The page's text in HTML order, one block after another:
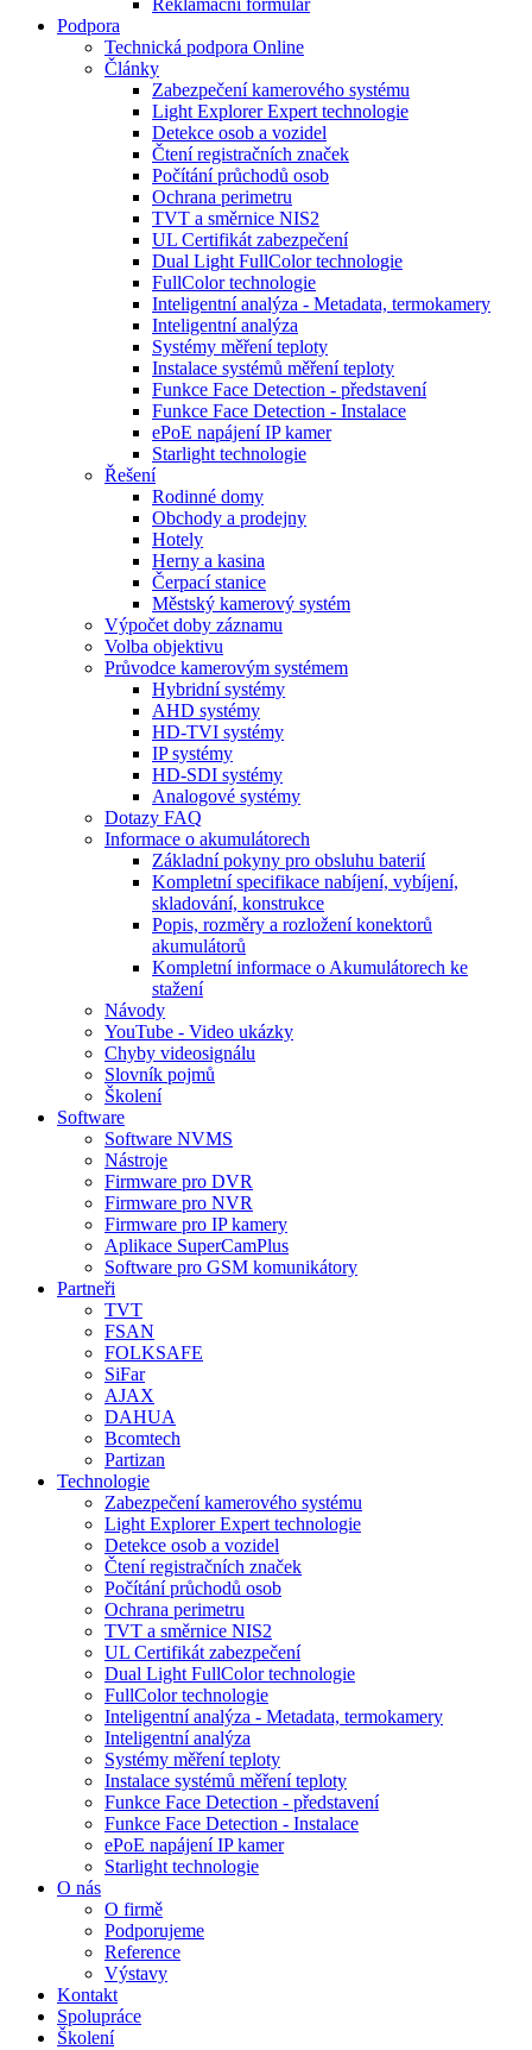
Reklamační formulář
Podpora
Technická podpora Online
Články
Zabezpečení kamerového systému
Light Explorer Expert technologie
Detekce osob a vozidel
Čtení registračních značek
Počítání průchodů osob
Ochrana perimetru
TVT a směrnice NIS2
UL Certifikát zabezpečení
Dual Light FullColor technologie
FullColor technologie
Inteligentní analýza - Metadata, termokamery
Inteligentní analýza
Systémy měření teploty
Instalace systémů měření teploty
Funkce Face Detection - představení
Funkce Face Detection - Instalace
ePoE napájení IP kamer
Starlight technologie
Řešení
Rodinné domy
Obchody a prodejny
Hotely
Herny a kasina
Čerpací stanice
Městský kamerový systém
Výpočet doby záznamu
Volba objektivu
Průvodce kamerovým systémem
Hybridní systémy
AHD systémy
HD-TVI systémy
IP systémy
HD-SDI systémy
Analogové systémy
Dotazy FAQ
Informace o akumulátorech
Základní pokyny pro obsluhu baterií
Kompletní specifikace nabíjení, vybíjení,
skladování, konstrukce
Popis, rozměry a rozložení konektorů
akumulátorů
Kompletní informace o Akumulátorech ke
stažení
Návody
YouTube - Video ukázky
Chyby videosignálu
Slovník pojmů
Školení
Software
Software NVMS
Nástroje
Firmware pro DVR
Firmware pro NVR
Firmware pro IP kamery
Aplikace SuperCamPlus
Software pro GSM komunikátory
Partneři
TVT
FSAN
FOLKSAFE
SiFar
AJAX
DAHUA
Bcomtech
Partizan
Technologie
Zabezpečení kamerového systému
Light Explorer Expert technologie
Detekce osob a vozidel
Čtení registračních značek
Počítání průchodů osob
Ochrana perimetru
TVT a směrnice NIS2
UL Certifikát zabezpečení
Dual Light FullColor technologie
FullColor technologie
Inteligentní analýza - Metadata, termokamery
Inteligentní analýza
Systémy měření teploty
Instalace systémů měření teploty
Funkce Face Detection - představení
Funkce Face Detection - Instalace
ePoE napájení IP kamer
Starlight technologie
O nás
O firmě
Podporujeme
Reference
Výstavy
Kontakt
Spolupráce
Školení